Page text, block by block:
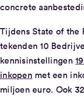
concrete
Tijdens State of the
tekenden 10
kennisinstellingen
inkopen met een
miljoen euro. Ook